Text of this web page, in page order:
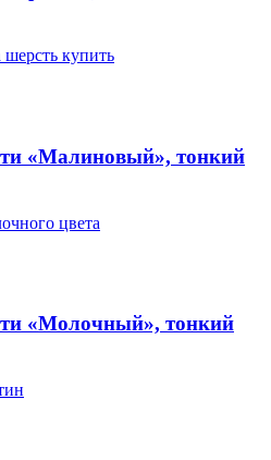
«Малиновый», тонкий
«Молочный», тонкий